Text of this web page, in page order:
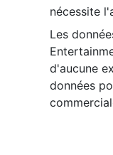
nécessite
Les
d'aucune
données